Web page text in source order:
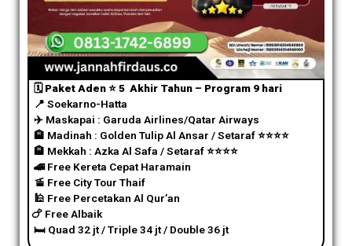
🗓️ Paket Aden ⭐️ 5 Akhir Tahun – Program 9 hari
📍 Soekarno-Hatta
✈️ Maskapai : Garuda Airlines/Qatar Airways
🏨 Madinah : Golden Tulip Al Ansar / Setaraf⭐️⭐️⭐️⭐️
🏨 Mekkah : Azka Al Safa / Setaraf⭐️⭐️⭐️⭐️
🚄 Free Kereta Cepat Haramain
🚡 Free City Tour Thaif
🕌 Free Percetakan Al Qur’an
🍗 Free Albaik
🛏️ Quad 32 jt / Triple 34 jt / Double 36 jt